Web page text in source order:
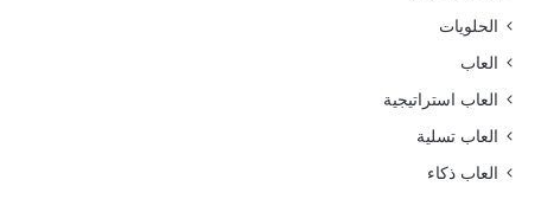
الحلويات
العاب
العاب استراتيجية
العاب تسلية
العاب ذكاء